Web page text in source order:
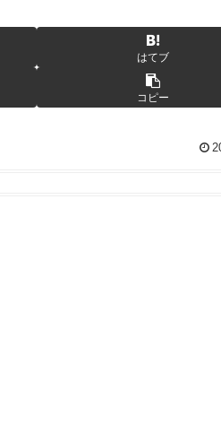
はてブ
コピー